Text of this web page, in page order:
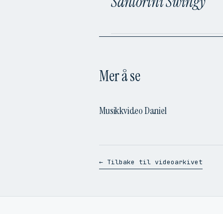
Mer å se
Musikkvideo Daniel
← Tilbake til videoarkivet